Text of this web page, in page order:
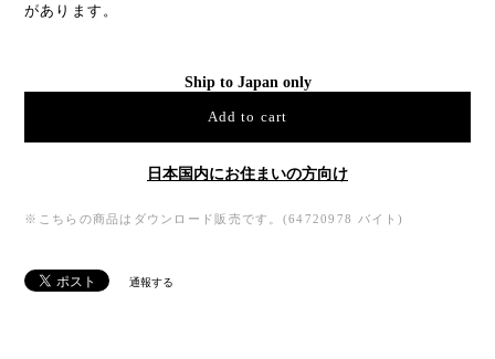
があります。
Ship to Japan only
Add to cart
日本国内にお住まいの方向け
※こちらの商品はダウンロード販売です。(64720978 バイト)
通報する